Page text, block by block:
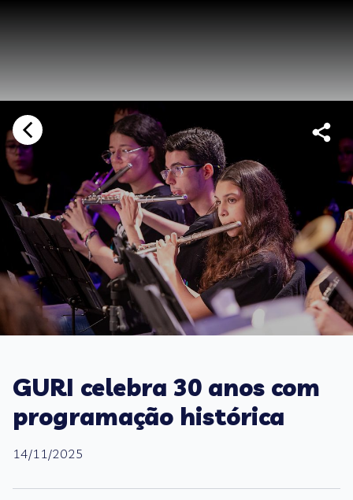
GURI celebra 30 anos com
programação histórica
14/11/2025